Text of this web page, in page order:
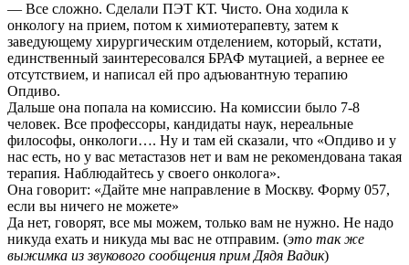
— Все сложно. Сделали ПЭТ КТ. Чисто. Она ходила к
онкологу на прием, потом к химиотерапевту, затем к
заведующему хирургическим отделением, который, кстати,
единственный заинтересовался БРАФ мутацией, а вернее ее
отсутствием, и написал ей про адъювантную терапию
Опдиво.
Дальше она попала на комиссию. На комиссии было 7-8
человек. Все профессоры, кандидаты наук, нереальные
философы, онкологи…. Ну и там ей сказали, что «Опдиво и у
нас есть, но у вас метастазов нет и вам не рекомендована такая
терапия. Наблюдайтесь у своего онколога».
Она говорит: «Дайте мне направление в Москву. Форму 057,
если вы ничего не можете»
Да нет, говорят, все мы можем, только вам не нужно. Не надо
никуда ехать и никуда мы вас не отправим. (это так же
выжимка из звукового сообщения прим Дядя Вадик)